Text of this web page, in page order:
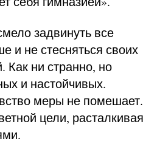
задвинуть все
и не стесняться своих
Как ни странно, но
и настойчивых.
меры не помешает.
цели, расталкивая